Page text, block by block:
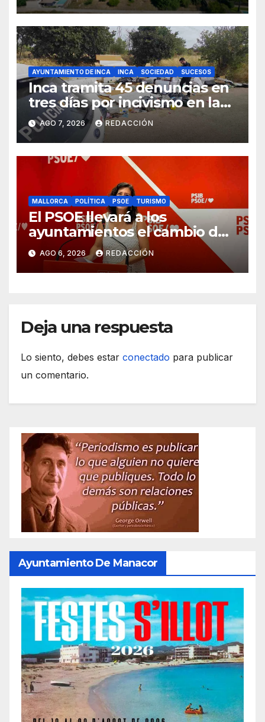
AYUNTAMIENTO DE INCA INCA SOCIEDAD SUCESOS
Inca tramita 45 denuncias en
tres días por incivismo en la
gestión de residuos
AGO 7, 2026 REDACCIÓN
MALLORCA POLÍTICA PSOE TURISMO
El PSOE llevará a los
ayuntamientos el cambio de
modelo turístico y de vivienda
AGO 6, 2026 REDACCIÓN
Deja una respuesta
Lo siento, debes estar conectado para publicar
un comentario.
Ayuntamiento De Manacor